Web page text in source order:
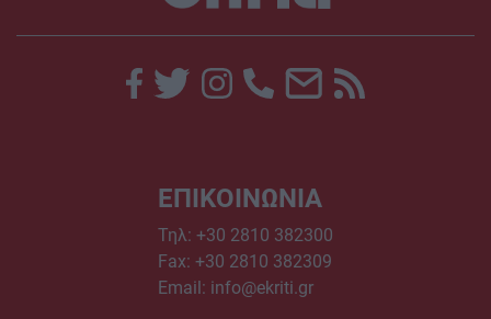
ΕΠΙΚΟΙΝΩΝΙΑ
Τηλ: +30 2810 382300
Fax: +30 2810 382309
Email: info@ekriti.gr